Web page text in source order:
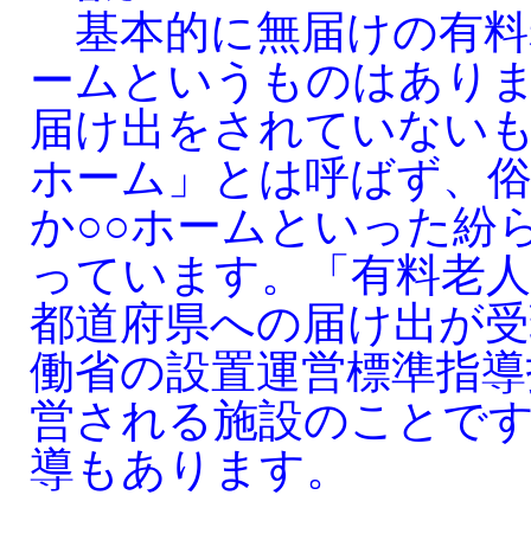
基本的に無届けの有
ームというものはあり
届け出をされていない
ホーム」とは呼ばず、
か○○ホームといった紛
っています。「有料老
都道府県への届け出が
働省の設置運営標準指
営される施設のことで
導もあります。